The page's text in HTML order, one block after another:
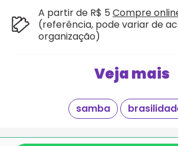
A partir de R$ 5 Compre
(referência, pode variar de
organização)
Veja mais
samba
Giraí é mais um projeto criado com